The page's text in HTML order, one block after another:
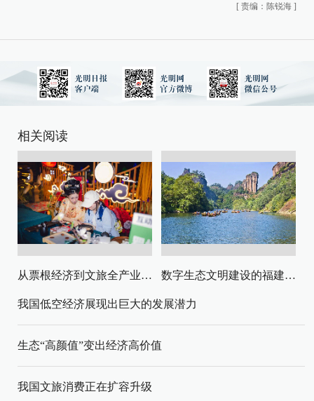
[ 责编：陈锐海 ]
相关阅读
从票根经济到文旅全产业链升级 数字生态文明建设的福建路径与启示
我国低空经济展现出巨大的发展潜力
生态“高颜值”变出经济高价值
我国文旅消费正在扩容升级